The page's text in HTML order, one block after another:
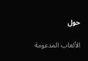
حول
الألعاب المدعومة